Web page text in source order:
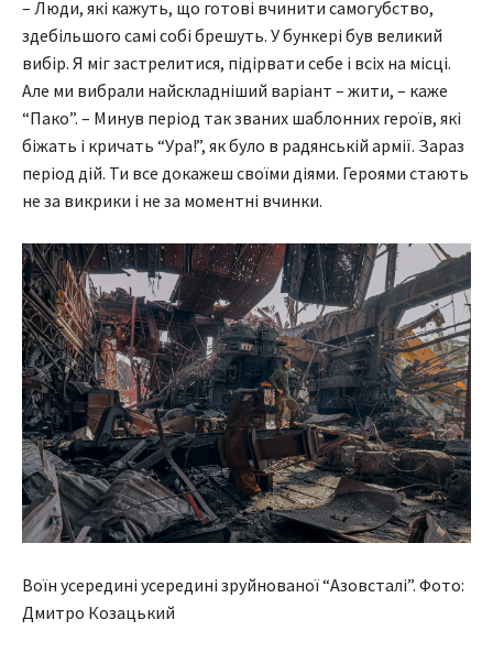
– Люди, які кажуть, що готові вчинити самогубство,
здебільшого самі собі брешуть. У бункері був великий
вибір. Я міг застрелитися, підірвати себе і всіх на місці.
Але ми вибрали найскладніший варіант – жити, – каже
“Пако”. – Минув період так званих шаблонних героїв, які
біжать і кричать “Ура!”, як було в радянській армії. Зараз
період дій. Ти все докажеш своїми діями. Героями стають
не за викрики і не за моментні вчинки.
Воїн усередині усередині зруйнованої “Азовсталі”. Фото:
Дмитро Козацький